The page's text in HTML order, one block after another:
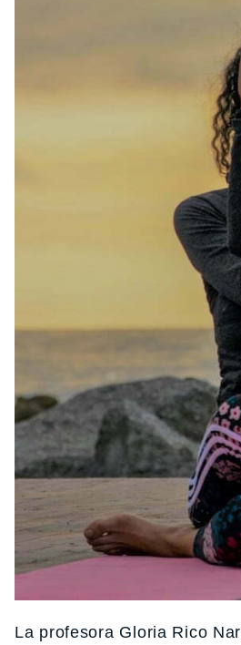
La profesora Gloria Rico